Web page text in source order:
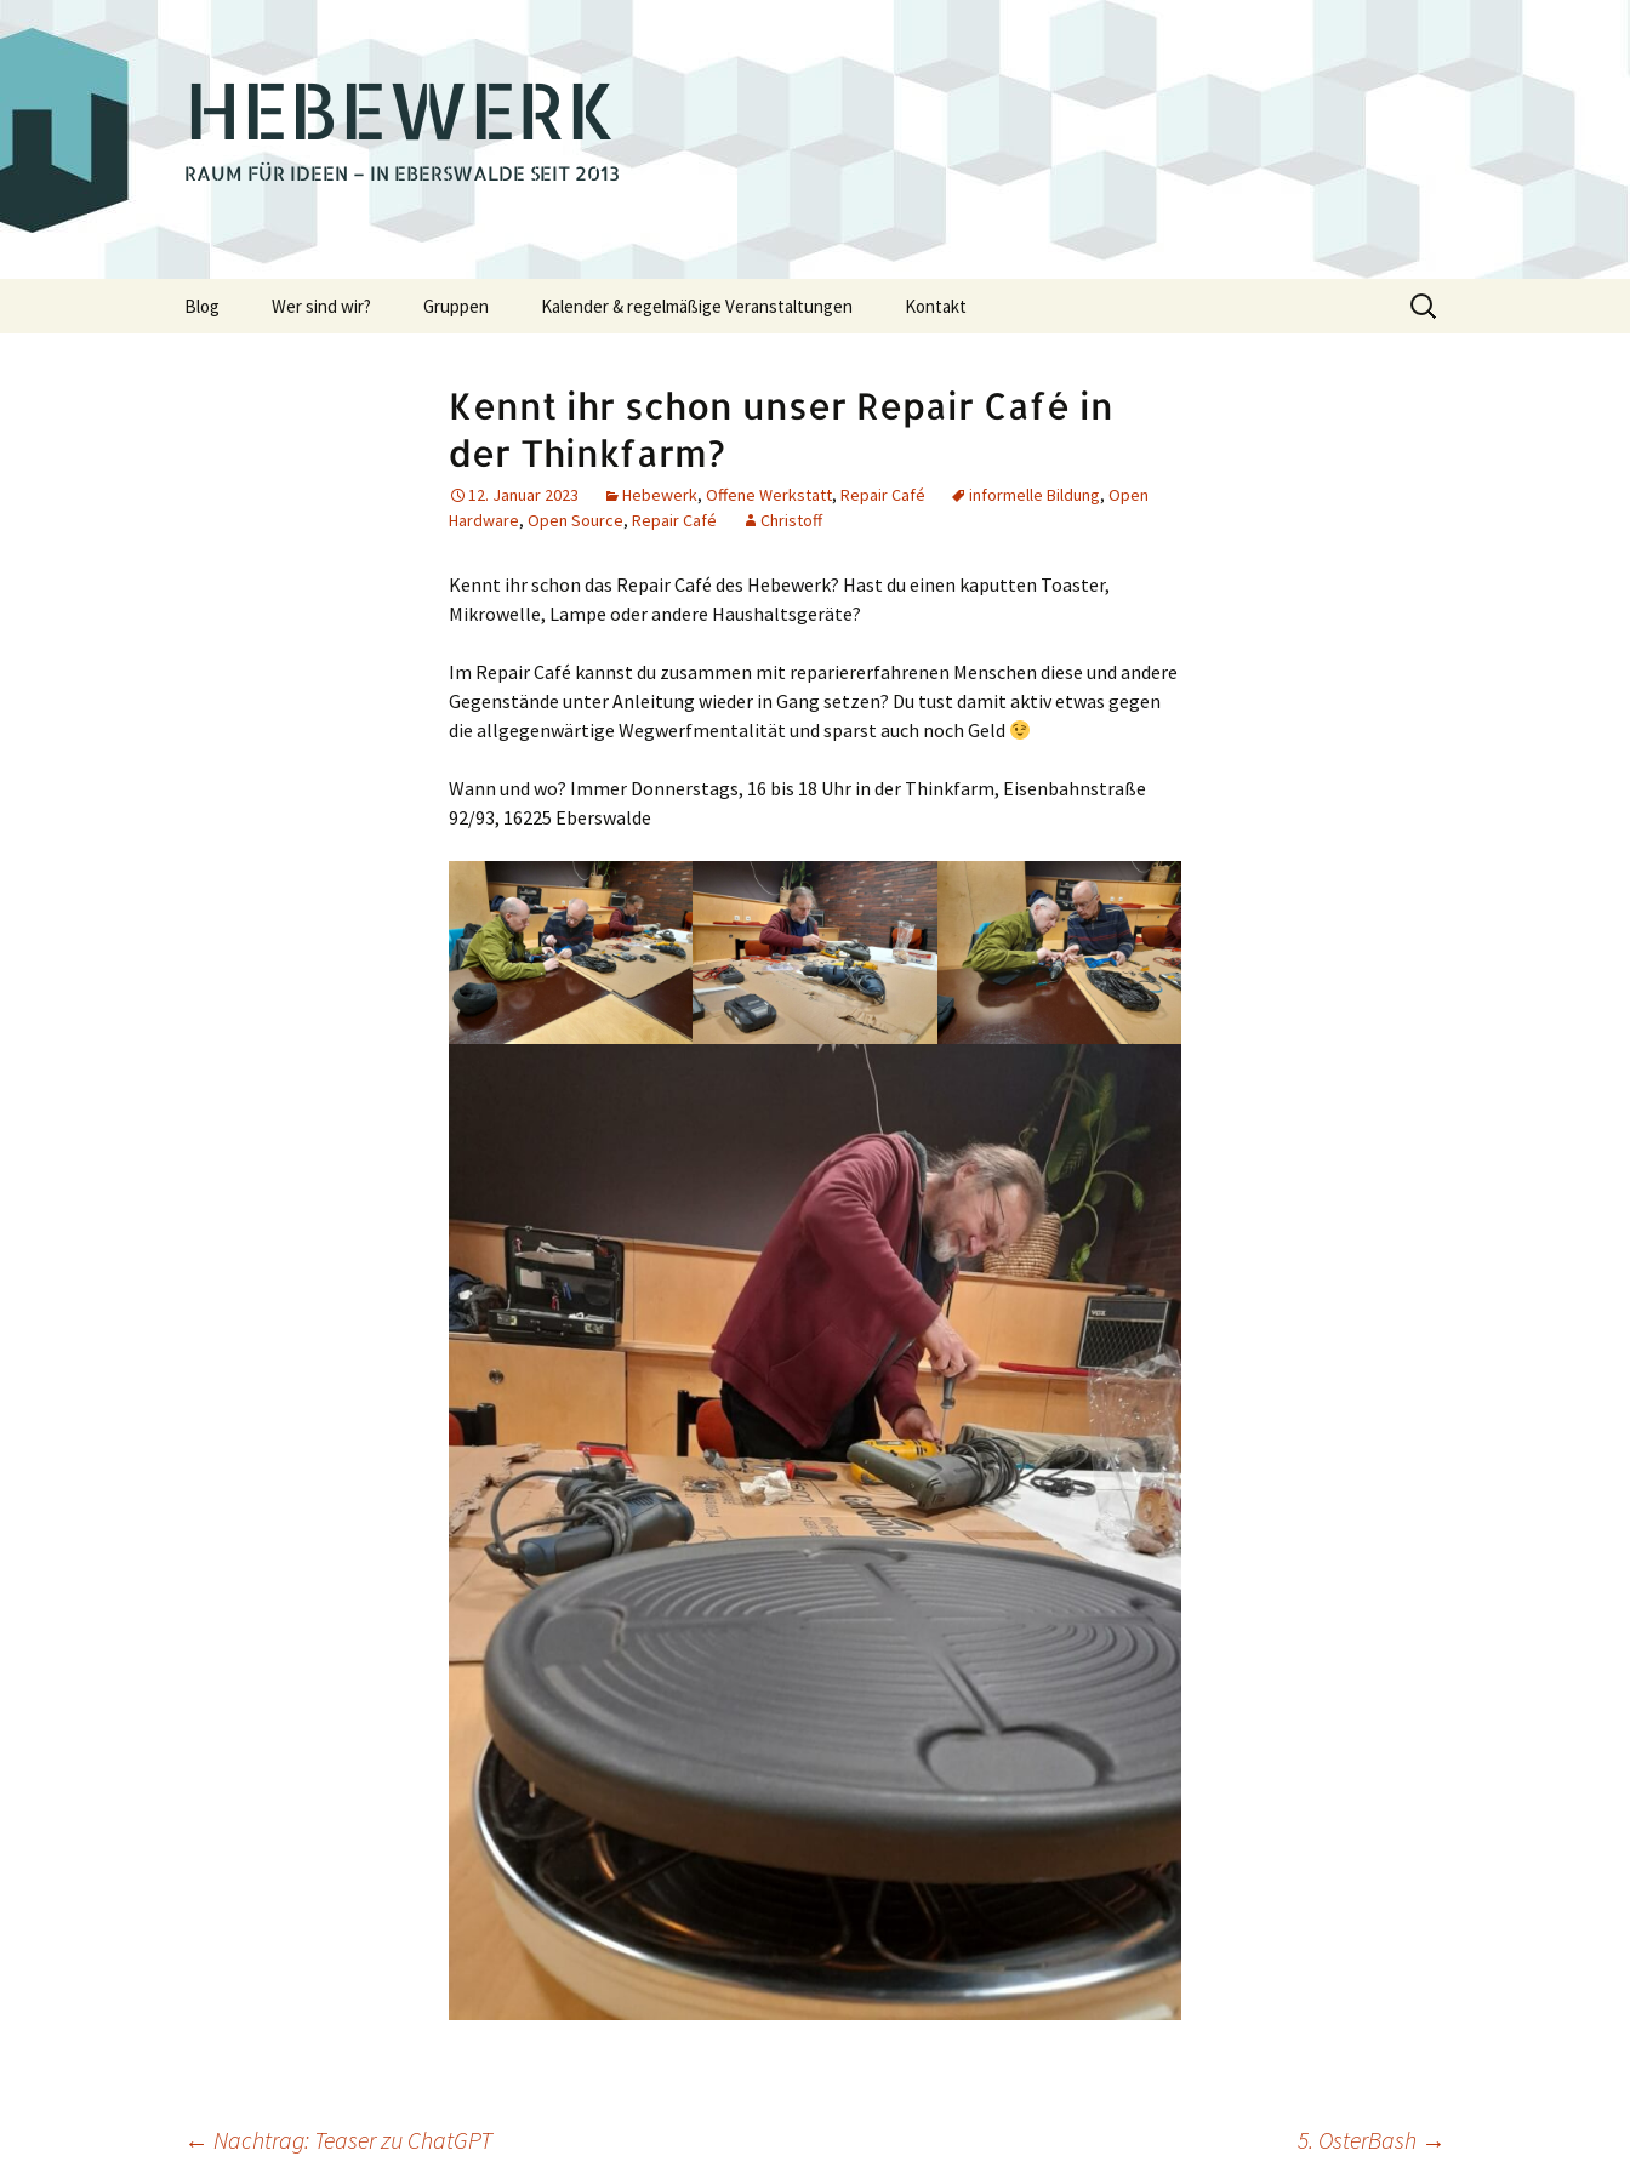
HEBEWERK
RAUM FÜR IDEEN – IN EBERSWALDE SEIT 2013
Inhalt
Blog Wer sind wir? Gruppen
Fotoclub Eberswalde
Holzwerkstatt
Lastenrad Eberswalde
Makerspace
Repair Café
Die Strick- und
(Mittwochsgruppe)
Strickmädels
Gruppe)
Stricken für jung und alt
(Donnerstags 14 uhr
Gruppe)
Tabletop
Kalender & regelmäßige Veranstaltungen Kontakt
Suchen
nach:
Kennt ihr schon unser Repair Café in
der Thinkfarm?
12. Januar 2023 Hebewerk, Offene Werkstatt, Repair Café informelle Bildung, Open
Hardware, Open Source, Repair Café Christoff
Kennt ihr schon das Repair Café des Hebewerk? Hast du einen kaputten Toaster,
Mikrowelle, Lampe oder andere Haushaltsgeräte?
Im Repair Café kannst du zusammen mit repariererfahrenen Menschen diese und andere
Gegenstände unter Anleitung wieder in Gang setzen? Du tust damit aktiv etwas gegen
die allgegenwärtige Wegwerfmentalität und sparst auch noch Geld
Wann und wo? Immer Donnerstags, 16 bis 18 Uhr in der Thinkfarm, Eisenbahnstraße
92/93, 16225 Eberswalde
Beitragsnavigation
← Nachtrag: Teaser zu ChatGPT 5. OsterBash →